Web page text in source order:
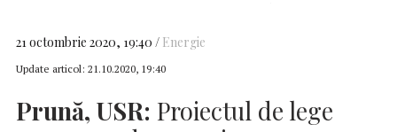
21 octombrie 2020, 19:40 Energie
Update articol: 21.10.2020, 19:40
Prună, USR: Proiectul de lege